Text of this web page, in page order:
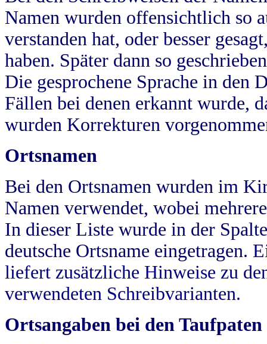
Namen wurden offensichtlich so
verstanden hat, oder besser
haben. Später dann so
Die gesprochene Sprache in
Fällen bei denen erkannt wurde,
wurden Korrekturen
Ortsnamen
Bei den Ortsnamen wurden im
Namen verwendet, wobei
In dieser Liste wurde in der
deutsche Ortsname eingetragen.
liefert zusätzliche Hinweise zu
verwendeten Schreibvarianten.
Ortsangaben bei den Taufpaten